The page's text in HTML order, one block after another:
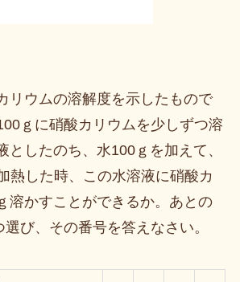
リウムの溶解度を示したもので
ｇに硝酸カリウムを少しずつ溶
としたのち、水100ｇを加えて、
熱した時、この水溶液に硝酸カ
溶かすことができるか。あとの
び、その番号を答えなさい。